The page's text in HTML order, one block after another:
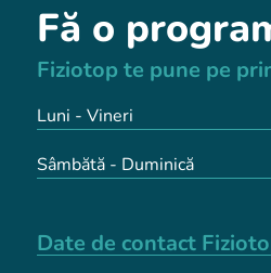
Fă o
Fiziotop te pune pe
Luni - Vineri
Sâmbătă - Duminică
Date de contact